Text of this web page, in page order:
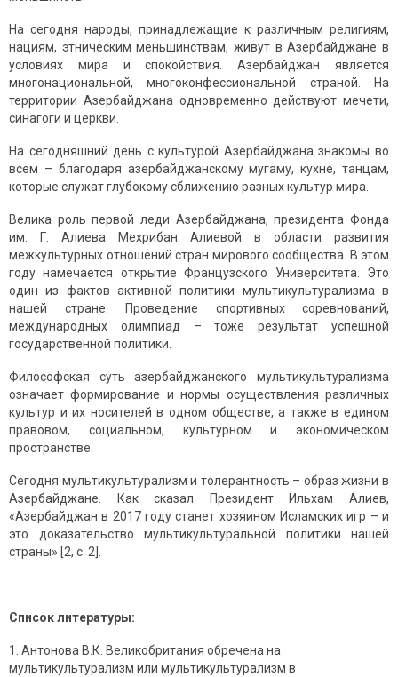
На сегодня народы, принадлежащие к различным религиям,
нациям, этническим меньшинствам, живут в Азербайджане в
условиях мира и спокойствия. Азербайджан является
многонациональной, многоконфессиональной страной. На
территории Азербайджана одновременно действуют мечети,
синагоги и церкви.
На сегодняшний день с культурой Азербайджана знакомы во
всем – благодаря азербайджанскому мугаму, кухне, танцам,
которые служат глубокому сближению разных культур мира.
Велика роль первой леди Азербайджана, президента Фонда
им. Г. Алиева Мехрибан Алиевой в области развития
межкультурных отношений стран мирового сообщества. В этом
году намечается открытие Французского Университета. Это
один из фактов активной политики мультикультурализма в
нашей стране. Проведение спортивных соревнований,
международных олимпиад – тоже результат успешной
государственной политики.
Философская суть азербайджанского мультикультурализма
означает формирование и нормы осуществления различных
культур и их носителей в одном обществе, а также в едином
правовом, социальном, культурном и экономическом
пространстве.
Сегодня мультикультурализм и толерантность – образ жизни в
Азербайджане. Как сказал Президент Ильхам Алиев,
«Азербайджан в 2017 году станет хозяином Исламских игр – и
это доказательство мультикультуральной политики нашей
страны» [2, с. 2].
Список литературы:
Антонова В.К. Великобритания обречена на
мультикультурализм или мультикультурализм в